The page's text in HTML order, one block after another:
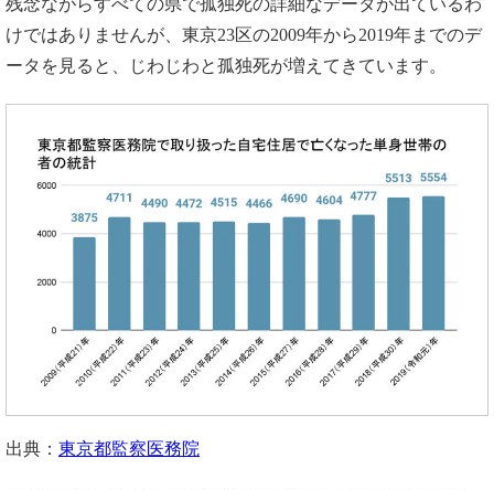
けではありませんが、東京23区の2009年から2019年までのデ
ータを見ると、じわじわと孤独死が増えてきています。
出典： 東京都監察医務院